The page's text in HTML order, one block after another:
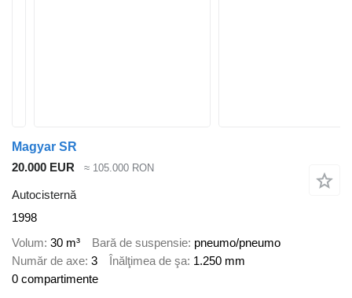
Magyar SR
20.000 EUR
≈ 105.000 RON
Autocisternă
1998
Volum 30 m³ Bară de suspensie pneumo/pneumo
Număr de axe 3 Înălţimea de şa 1.250 mm
0 compartimente